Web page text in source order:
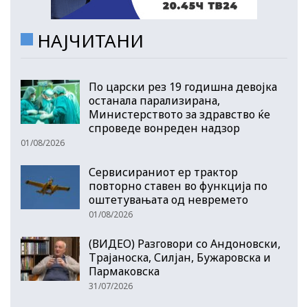
НАЈЧИТАНИ
По царски рез 19 годишна девојка
останала парализирана,
Министерството за здравство ќе
спроведе вонреден надзор
01/08/2026
Сервисираниот ер трактор
повторно ставен во функција по
оштетувањата од невремето
01/08/2026
(ВИДЕО) Разговори со Андоновски,
Трајаноска, Силјан, Бужаровска и
Пармаковска
31/07/2026